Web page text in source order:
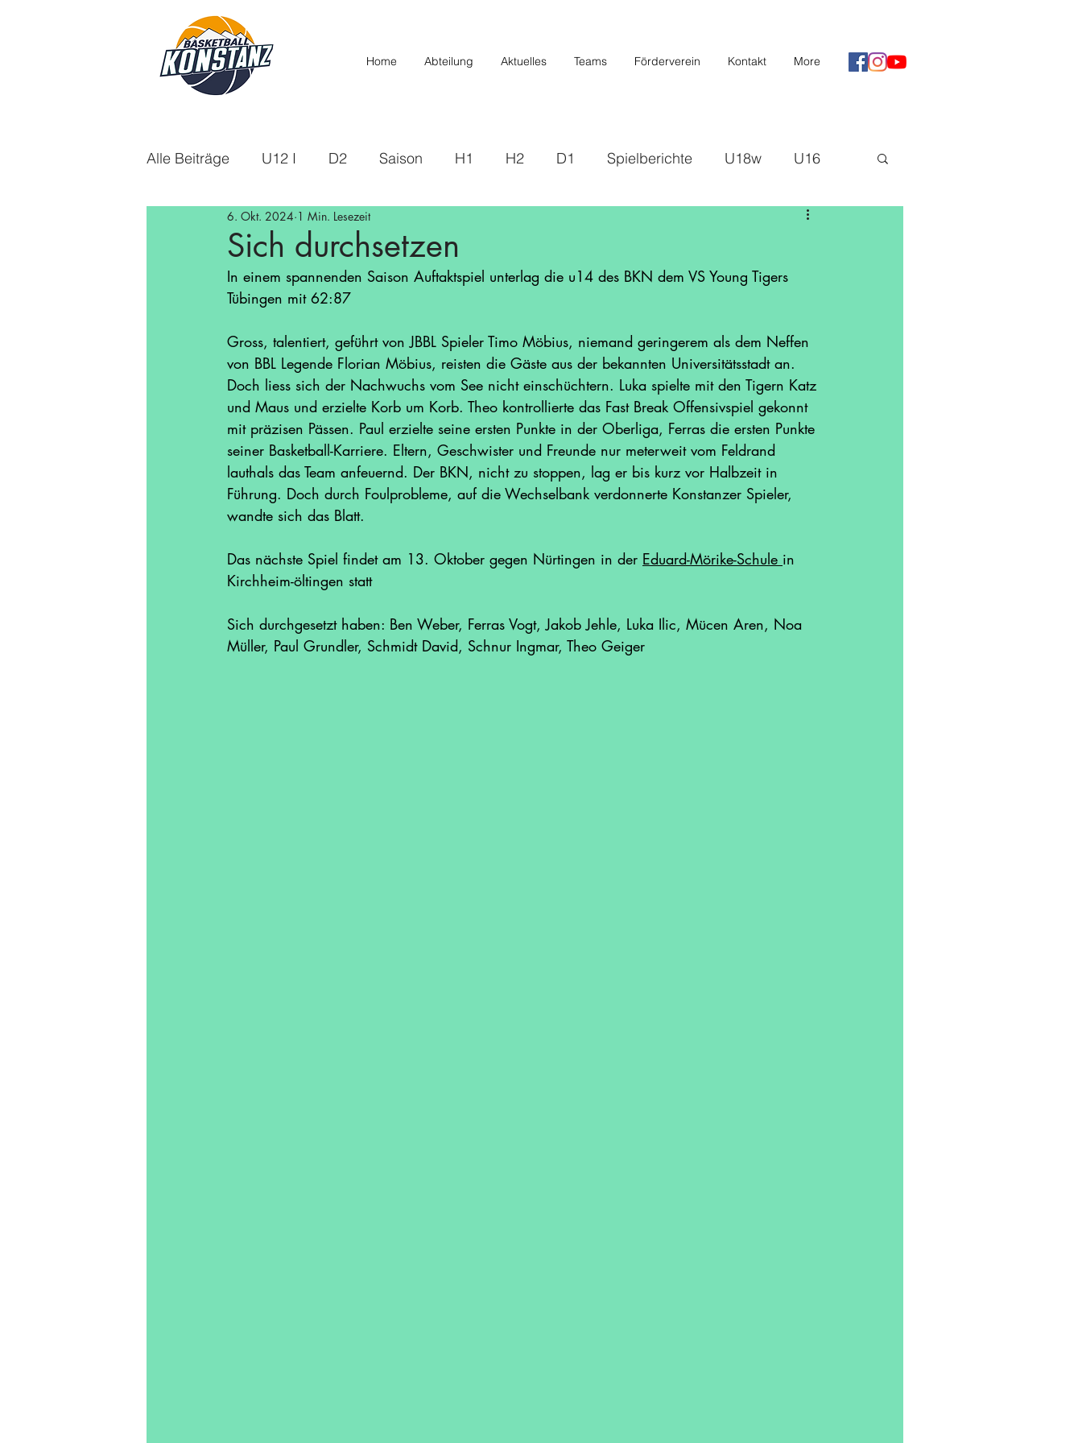
Home Abteilung Aktuelles Teams Förderverein Kontakt More
Alle Beiträge U12 I D2 Saison H1 H2 D1 Spielberichte U18w U16
U14 Aktuelles Saison 20/21
Saison 21/22 Saison 22/23 Saison 23/24 U14 II U10 H3
Saison 24/25 Saison 25/26
Sich durchsetzen
6. Okt. 2024 1 Min. Lesezeit
In einem spannenden Saison Auftaktspiel unterlag die u14 des BKN dem VS Young Tigers
Tübingen mit 62:87
Gross, talentiert, geführt von JBBL Spieler Timo Möbius, niemand geringerem als dem Neffen
von BBL Legende Florian Möbius, reisten die Gäste aus der bekannten Universitätsstadt an.
Doch liess sich der Nachwuchs vom See nicht einschüchtern. Luka spielte mit den Tigern Katz
und Maus und erzielte Korb um Korb. Theo kontrollierte das Fast Break Offensivspiel gekonnt
mit präzisen Pässen. Paul erzielte seine ersten Punkte in der Oberliga, Ferras die ersten Punkte
seiner Basketball-Karriere. Eltern, Geschwister und Freunde nur meterweit vom Feldrand
lauthals das Team anfeuernd. Der BKN, nicht zu stoppen, lag er bis kurz vor Halbzeit in
Führung. Doch durch Foulprobleme, auf die Wechselbank verdonnerte Konstanzer Spieler,
wandte sich das Blatt.
Das nächste Spiel findet am 13. Oktober gegen Nürtingen in der Eduard-Mörike-Schule in
Kirchheim-öltingen statt
Sich durchgesetzt haben: Ben Weber, Ferras Vogt, Jakob Jehle, Luka Ilic, Mücen Aren, Noa
Müller, Paul Grundler, Schmidt David, Schnur Ingmar, Theo Geiger